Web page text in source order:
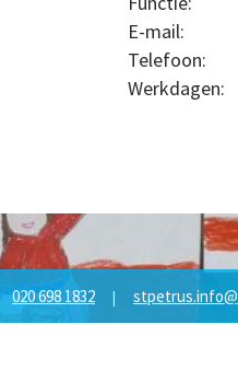
E-mail:
Telefoon:
Werkdagen:
020 698 1832 |